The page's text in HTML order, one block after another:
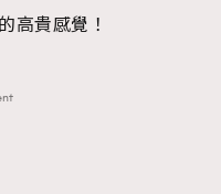
高貴感覺！